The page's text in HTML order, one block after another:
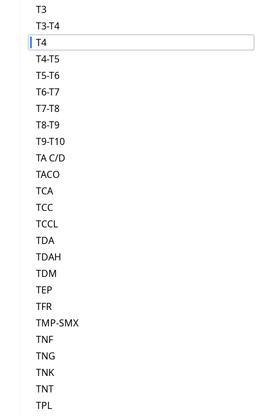
T3
T3-T4
T4
T4-T5
T5-T6
T6-T7
T7-T8
T8-T9
T9-T10
TA C/D
TACO
TCA
TCC
TCCL
TDA
TDAH
TDM
TEP
TFR
TMP-SMX
TNF
TNG
TNK
TNT
TPL